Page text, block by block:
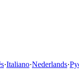
·Italiano·Nederlands·